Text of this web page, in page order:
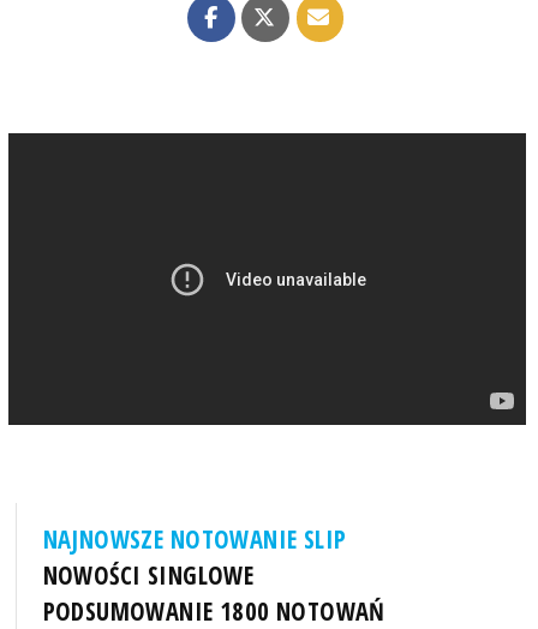
NAJNOWSZE NOTOWANIE SLIP
NOWOŚCI SINGLOWE
PODSUMOWANIE 1800 NOTOWAŃ